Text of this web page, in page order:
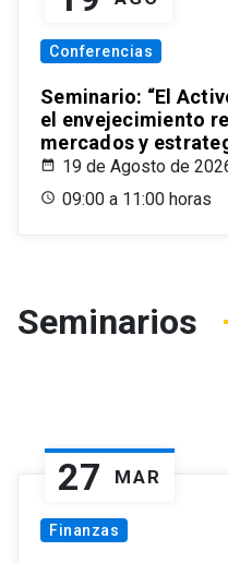
Conferencias
Seminario: “El
el envejecimiento
mercados y
19 de Agosto de
09:00 a 11:00 horas
Seminarios
27 MAR
Finanzas